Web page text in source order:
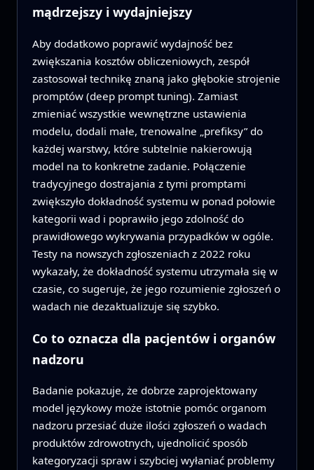
mądrzejszy i wydajniejszy
Aby dodatkowo poprawić wydajność bez
zwiększania kosztów obliczeniowych, zespół
zastosował technikę znaną jako głębokie strojenie
promptów (deep prompt tuning). Zamiast
zmieniać wszystkie wewnętrzne ustawienia
modelu, dodali małe, trenowalne „prefiksy” do
każdej warstwy, które subtelnie nakierowują
model na to konkretne zadanie. Połączenie
tradycyjnego dostrajania z tymi promptami
zwiększyło dokładność systemu w ponad połowie
kategorii wad i poprawiło jego zdolność do
prawidłowego wykrywania przypadków w ogóle.
Testy na nowszych zgłoszeniach z 2022 roku
wykazały, że dokładność systemu utrzymała się w
czasie, co sugeruje, że jego rozumienie zgłoszeń o
wadach nie dezaktualizuje się szybko.
Co to oznacza dla pacjentów i organów
nadzoru
Badanie pokazuje, że dobrze zaprojektowany
model językowy może istotnie pomóc organom
nadzoru przesiać duże ilości zgłoszeń o wadach
produktów zdrowotnych, ujednolicić sposób
kategoryzacji spraw i szybciej wyłaniać problemy